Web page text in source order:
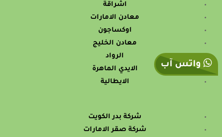
واتس آب
اشراقة
معادن الامارات
اوكساجون
معادن الخليج
الرواد
الايدي الماهرة
الايطالية
شركة بدر الكويت
شركة صقر الامارات